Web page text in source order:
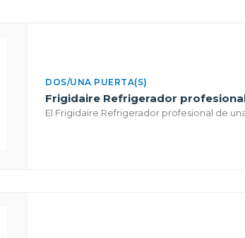
DOS/UNA PUERTA(S)
Frigidaire Refrigerador
El Frigidaire Refrigerador profesional de